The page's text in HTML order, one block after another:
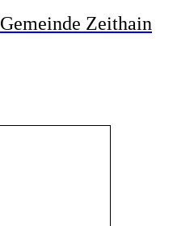
Gemeinde Zeithain